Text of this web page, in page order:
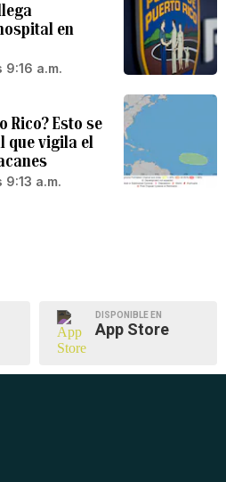
en
a.m.
Rico? Esto se
que vigila el
a.m.
DISPONIBLE EN
App Store